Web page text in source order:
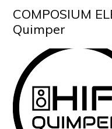
COMPOSIUM
Quimper